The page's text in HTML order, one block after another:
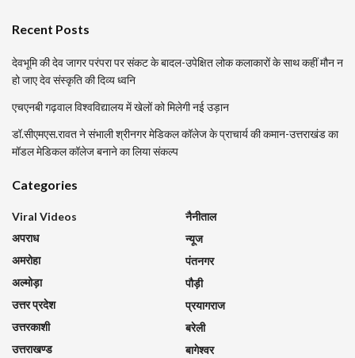
Recent Posts
देवभूमि की देव जागर परंपरा पर संकट के बादल-उपेक्षित लोक कलाकारों के साथ कहीं मौन न
हो जाए देव संस्कृति की दिव्य ध्वनि
एचएनबी गढ़वाल विश्वविद्यालय में खेलों को मिलेगी नई उड़ान
डॉ.सीएमएस.रावत ने संभाली श्रीनगर मेडिकल कॉलेज के प्राचार्य की कमान-उत्तराखंड का
मॉडल मेडिकल कॉलेज बनाने का लिया संकल्प
Categories
Viral Videos
अपराध
अमरोहा
अल्मोड़ा
उत्तर प्रदेश
उत्तरकाशी
उत्तराखण्ड
नैनीताल
न्यूज
पंतनगर
पौड़ी
प्रयागराज
बरेली
बागेश्वर